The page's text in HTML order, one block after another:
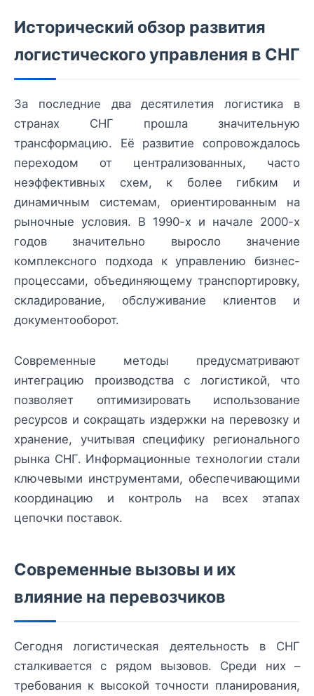
Исторический обзор развития
логистического управления в СНГ
За последние два десятилетия логистика в
странах СНГ прошла значительную
трансформацию. Её развитие сопровождалось
переходом от централизованных, часто
неэффективных схем, к более гибким и
динамичным системам, ориентированным на
рыночные условия. В 1990-х и начале 2000-х
годов значительно выросло значение
комплексного подхода к управлению бизнес-
процессами, объединяющему транспортировку,
складирование, обслуживание клиентов и
документооборот.
Современные методы предусматривают
интеграцию производства с логистикой, что
позволяет оптимизировать использование
ресурсов и сокращать издержки на перевозку и
хранение, учитывая специфику регионального
рынка СНГ. Информационные технологии стали
ключевыми инструментами, обеспечивающими
координацию и контроль на всех этапах
цепочки поставок.
Современные вызовы и их
влияние на перевозчиков
Сегодня логистическая деятельность в СНГ
сталкивается с рядом вызовов. Среди них –
требования к высокой точности планирования,